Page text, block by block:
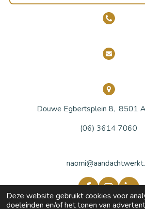
Deze website gebruikt cookies voor
doeleinden en/of het tonen van
Douwe Egbertsplein 8, 8501
(06) 3614 7060
a
n